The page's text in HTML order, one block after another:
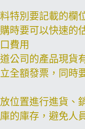
特別要記載的欄
時要可以快速的
費用
公司的產品現貨
全額發票，同時
位置進行進貨、
的庫存，避免人